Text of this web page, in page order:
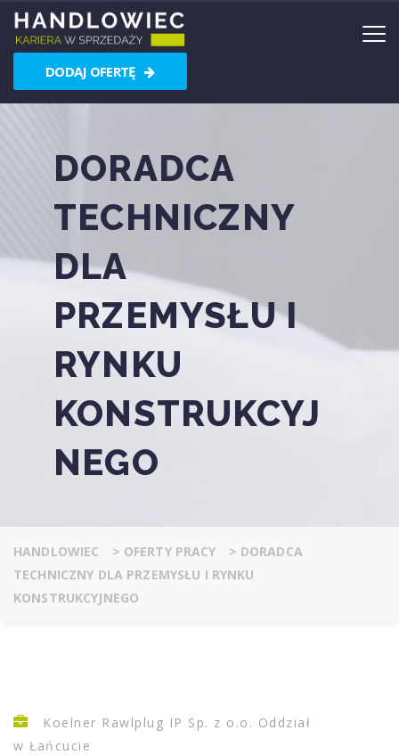
DODAJ OFERTĘ
DORADCA
TECHNICZNY
DLA
PRZEMYSŁU I
RYNKU
KONSTRUKCYJ
NEGO
HANDLOWIEC > OFERTY PRACY > DORADCA
TECHNICZNY DLA PRZEMYSŁU I RYNKU
KONSTRUKCYJNEGO
Koelner Rawlplug IP Sp. z o.o. Oddział
w Łańcucie